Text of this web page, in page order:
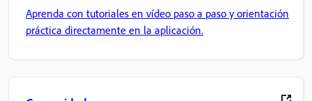
Aprenda con tutoriales en vídeo paso a paso y orientación
práctica directamente en la aplicación.